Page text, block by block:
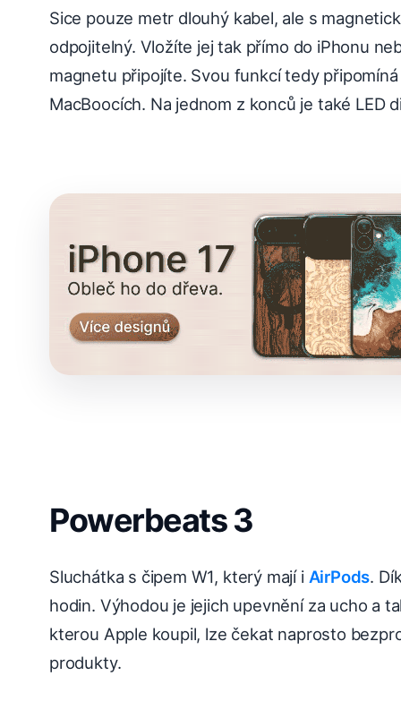
Sice pouze metr dlouhý kabel, ale s
odpojitelný. Vložíte jej tak přímo do iPhonu
magnetu připojíte. Svou funkcí tedy
MacBoocích. Na jednom z konců je také LED
Powerbeats 3
Sluchátka s čipem W1, který mají i AirPods.
hodin. Výhodou je jejich upevnění za ucho a
kterou Apple koupil, lze čekat naprosto
produkty.